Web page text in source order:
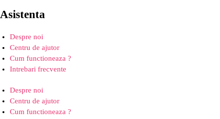
Asistenta
Despre noi
Centru de ajutor
Cum functioneaza ?
Intrebari frecvente
Despre noi
Centru de ajutor
Cum functioneaza ?